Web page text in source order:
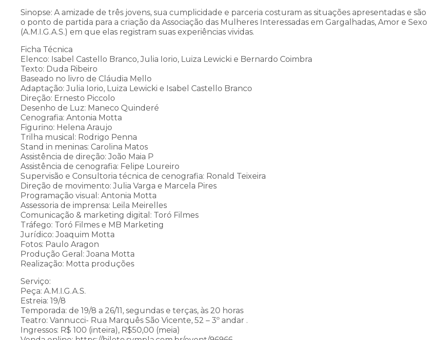
Sinopse: A amizade de três jovens, sua cumplicidade e parceria costuram as situações apresentadas e são
o ponto de partida para a criação da Associação das Mulheres Interessadas em Gargalhadas, Amor e Sexo
(A.M.I.G.A.S.) em que elas registram suas experiências vividas.
Ficha Técnica
Elenco: Isabel Castello Branco, Julia Iorio, Luiza Lewicki e Bernardo Coimbra
Texto: Duda Ribeiro
Baseado no livro de Cláudia Mello
Adaptação: Julia Iorio, Luiza Lewicki e Isabel Castello Branco
Direção: Ernesto Piccolo
Desenho de Luz: Maneco Quinderé
Cenografia: Antonia Motta
Figurino: Helena Araujo
Trilha musical: Rodrigo Penna
Stand in meninas: Carolina Matos
Assistência de direção: João Maia P
Assistência de cenografia: Felipe Loureiro
Supervisão e Consultoria técnica de cenografia: Ronald Teixeira
Direção de movimento: Julia Varga e Marcela Pires
Programação visual: Antonia Motta
Assessoria de imprensa: Leila Meirelles
Comunicação & marketing digital: Toró Filmes
Tráfego: Toró Filmes e MB Marketing
Jurídico: Joaquim Motta
Fotos: Paulo Aragon
Produção Geral: Joana Motta
Realização: Motta produções
Serviço:
Peça: A.M.I.G.A.S.
Estreia: 19/8
Temporada: de 19/8 a 26/11, segundas e terças, às 20 horas
Teatro: Vannucci- Rua Marquês São Vicente, 52 – 3º andar .
Ingressos: R$ 100 (inteira), R$50,00 (meia)